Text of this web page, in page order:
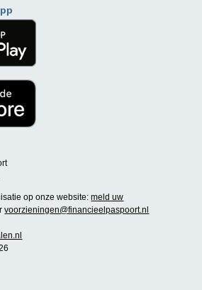
op onze website:meld uw
voorzieningen@financieelpaspoort.nl